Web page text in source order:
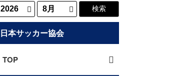
日本サッカー協会
TOP